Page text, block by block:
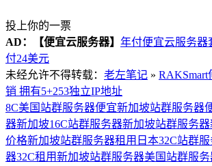
投上你的一票
AD：
【便宜云服务器】 年付便宜云服务器
付24美元
未经允许不得转载： 老左笔记 »
销 拥有5+253独立IP地址
8C美国站群服务器便宜新加坡站群服务器
器新加坡16C站群服务器新加坡站群服务器
价格新加坡站群服务器租用 日本32C站群
器32C租用新加坡站群服务器美国站群服